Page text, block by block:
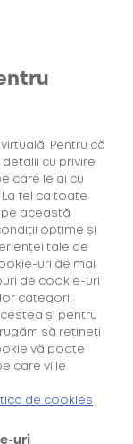
noi
și deblochează
disponibil.
Pentru că
cu privire
care le ai cu
fel ca toate
această
optime și
tale de
uri de mai
de cookie-uri
categorii
și pentru
să rețineți
vă poate
care vi le
de cookies
uri